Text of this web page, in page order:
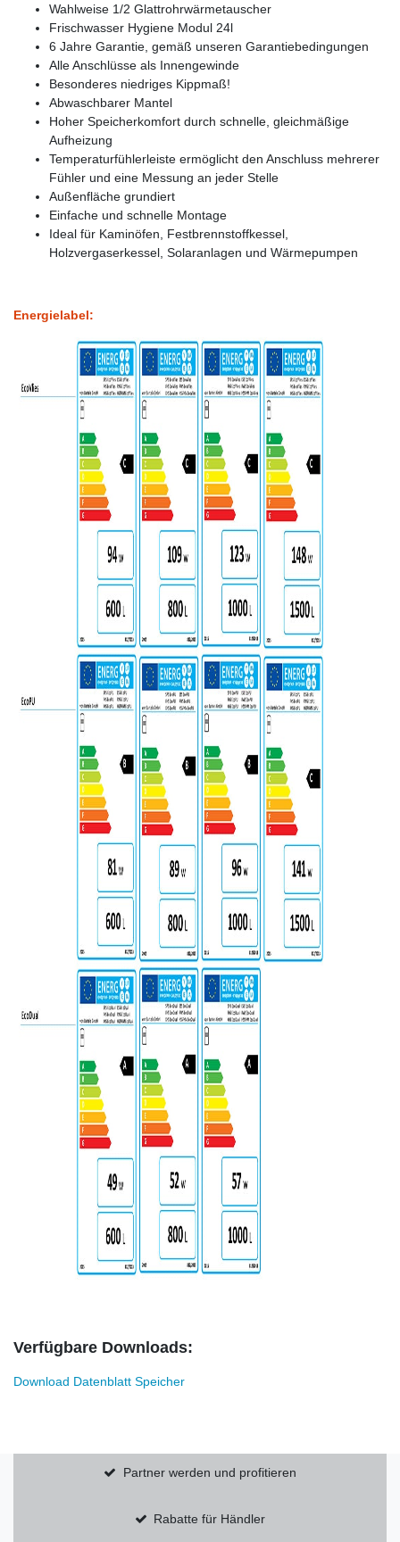
Wahlweise 1/2 Glattrohrwärmetauscher
Frischwasser Hygiene Modul 24l
6 Jahre Garantie, gemäß unseren Garantiebedingungen
Alle Anschlüsse als Innengewinde
Besonderes niedriges Kippmaß!
Abwaschbarer Mantel
Hoher Speicherkomfort durch schnelle, gleichmäßige
Aufheizung
Temperaturfühlerleiste ermöglicht den Anschluss mehrerer
Fühler und eine Messung an jeder Stelle
Außenfläche grundiert
Einfache und schnelle Montage
Ideal für Kaminöfen, Festbrennstoffkessel,
Holzvergaserkessel, Solaranlagen und Wärmepumpen
Energielabel:
Verfügbare Downloads:
Download Datenblatt Speicher
Partner werden und profitieren
Rabatte für Händler